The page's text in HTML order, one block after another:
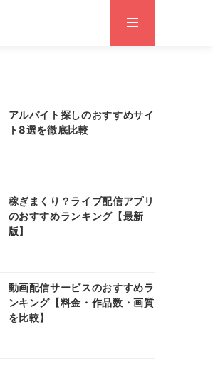
アルバイト探しのおすすめサイ
ト8選を徹底比較
稼ぎまくり？ライブ配信アプリ
のおすすめランキング【最新
版】
動画配信サービスのおすすめラ
ンキング【料金・作品数・画質
を比較】